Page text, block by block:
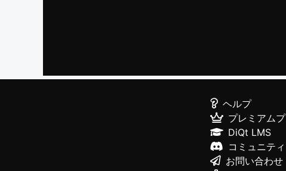
ヘルプ
プレミアム
DiQt LMS
コミュニティ
お問い合わせ